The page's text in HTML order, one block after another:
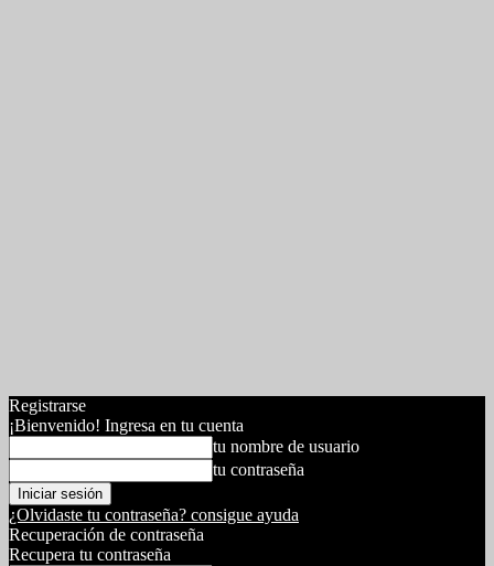
Registrarse
¡Bienvenido! Ingresa en tu cuenta
tu nombre de usuario
tu contraseña
¿Olvidaste tu contraseña? consigue ayuda
Recuperación de contraseña
Recupera tu contraseña